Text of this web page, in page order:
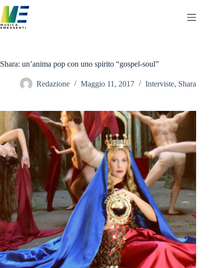
al
contenuto
Shara: un’anima pop con uno spirito “gospel-soul”
Redazione Maggio 11, 2017 Interviste, Shara